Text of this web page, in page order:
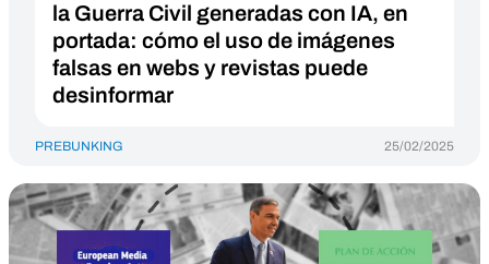
la Guerra Civil generadas con IA, en
portada: cómo el uso de imágenes
falsas en webs y revistas puede
desinformar
PREBUNKING 25/02/2025